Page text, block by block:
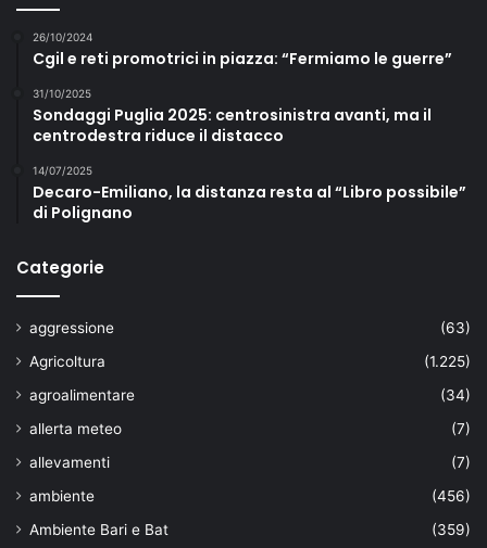
26/10/2024
Cgil e reti promotrici in piazza: “Fermiamo le guerre”
31/10/2025
Sondaggi Puglia 2025: centrosinistra avanti, ma il
centrodestra riduce il distacco
14/07/2025
Decaro-Emiliano, la distanza resta al “Libro possibile”
di Polignano
Categorie
aggressione
(63)
Agricoltura
(1.225)
agroalimentare
(34)
allerta meteo
(7)
allevamenti
(7)
ambiente
(456)
Ambiente Bari e Bat
(359)